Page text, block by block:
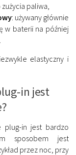
paliwa,
: używany głównie
w baterii na później
elastyczny i
in jest
plug-in jest bardzo
sposobem jest
przez noc, przy